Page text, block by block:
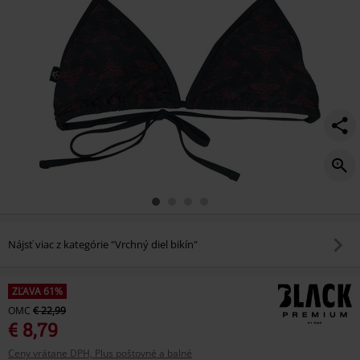
Nájsť viac z kategórie "Vrchný diel bikín"
ZĽAVA 61%
OMC € 22,99
€ 8,79
Ceny vrátane DPH, Plus poštovné a balné